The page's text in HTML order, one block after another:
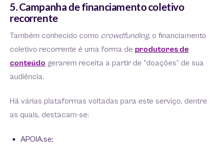
5. Campanha de financiamento coletivo
recorrente
Também conhecido como crowdfunding, o financiamento
coletivo recorrente é uma forma de produtores de
conteúdo gerarem receita a partir de “doações” de sua
audiência.
Há várias plataformas voltadas para este serviço, dentre
as quais, destacam-se:
APOIA.se;